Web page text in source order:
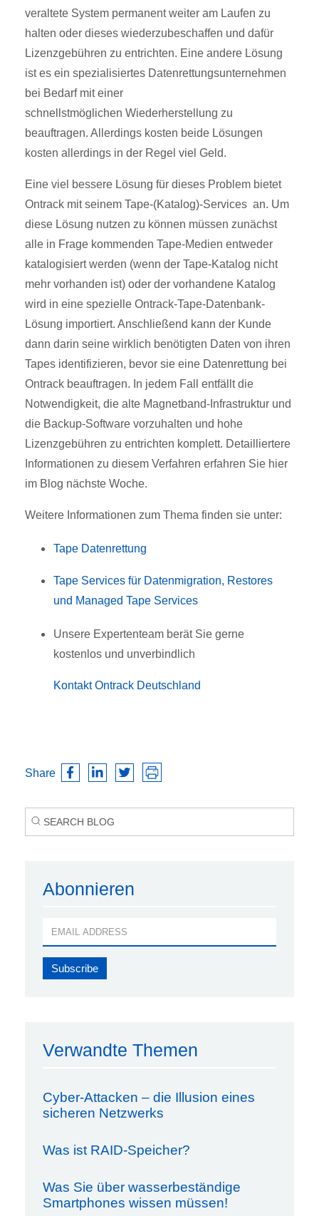
veraltete System permanent weiter am Laufen zu
halten oder dieses wiederzubeschaffen und dafür
Lizenzgebühren zu entrichten. Eine andere Lösung
ist es ein spezialisiertes Datenrettungsunternehmen
bei Bedarf mit einer
schnellstmöglichen Wiederherstellung zu
beauftragen. Allerdings kosten beide Lösungen
kosten allerdings in der Regel viel Geld.
Eine viel bessere Lösung für dieses Problem bietet
Ontrack mit seinem Tape-(Katalog)-Services an. Um
diese Lösung nutzen zu können müssen zunächst
alle in Frage kommenden Tape-Medien entweder
katalogisiert werden (wenn der Tape-Katalog nicht
mehr vorhanden ist) oder der vorhandene Katalog
wird in eine spezielle Ontrack-Tape-Datenbank-
Lösung importiert. Anschließend kann der Kunde
dann darin seine wirklich benötigten Daten von ihren
Tapes identifizieren, bevor sie eine Datenrettung bei
Ontrack beauftragen. In jedem Fall entfällt die
Notwendigkeit, die alte Magnetband-Infrastruktur und
die Backup-Software vorzuhalten und hohe
Lizenzgebühren zu entrichten komplett. Detailliertere
Informationen zu diesem Verfahren erfahren Sie hier
im Blog nächste Woche.
Weitere Informationen zum Thema finden sie unter:
Tape Datenrettung
Tape Services für Datenmigration, Restores
und Managed Tape Services
Unsere Expertenteam berät Sie gerne
kostenlos und unverbindlich
Kontakt Ontrack Deutschland
Share
Abonnieren
Verwandte Themen
Cyber-Attacken – die Illusion eines
sicheren Netzwerks
Was ist RAID-Speicher?
Was Sie über wasserbeständige
Smartphones wissen müssen!